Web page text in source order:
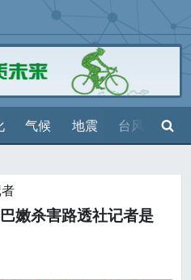
气候 地震 台风 天气
搜索
嫩杀害路透社记者是